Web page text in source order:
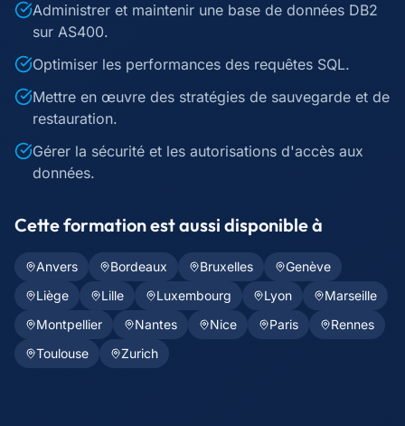
Administrer et maintenir une base de données DB2
sur AS400.
Optimiser les performances des requêtes SQL.
Mettre en œuvre des stratégies de sauvegarde et de
restauration.
Gérer la sécurité et les autorisations d'accès aux
données.
Cette formation est aussi disponible à
Anvers Bordeaux Bruxelles
Genève
Liège
Lille Luxembourg Lyon
Marseille
Montpellier
Nantes Nice Paris
Rennes
Toulouse
Zurich